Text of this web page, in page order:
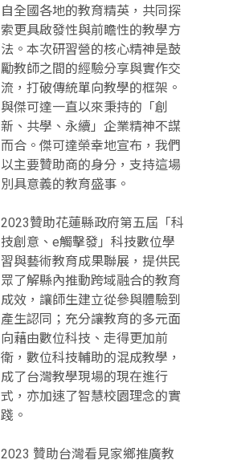
自全國各地的教育精英，共同探
索更具啟發性與前瞻性的教學方
法。本次研習營的核心精神是鼓
勵教師之間的經驗分享與實作交
流，打破傳統單向教學的框架。
與傑可達一直以來秉持的「創
新、共學、永續」企業精神不謀
而合。傑可達榮幸地宣布，我們
以主要贊助商的身分，支持這場
別具意義的教育盛事。
2023贊助花蓮縣政府第五屆「科
技創意、e觸擊發」科技數位學
習與藝術教育成果聯展，提供民
眾了解縣內推動跨域融合的教育
成效，讓師生建立從參與體驗到
產生認同；充分讓教育的多元面
向藉由數位科技、走得更加前
衛，數位科技輔助的混成教學，
成了台灣教學現場的現在進行
式，亦加速了智慧校園理念的實
踐。
2023 贊助台灣看見家鄉推廣教